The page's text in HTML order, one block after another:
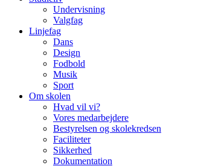
Undervisning
Valgfag
Linjefag
Dans
Design
Fodbold
Musik
Sport
Om skolen
Hvad vil vi?
Vores medarbejdere
Bestyrelsen og skolekredsen
Faciliteter
Sikkerhed
Dokumentation